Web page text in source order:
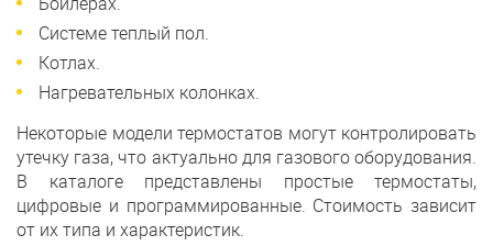
Системе теплый пол.
Котлах.
Нагревательных колонках.
Некоторые модели термостатов могут контролировать
утечку газа, что актуально для газового оборудования.
В каталоге представлены простые термостаты,
цифровые и программированные. Стоимость зависит
от их типа и характеристик.